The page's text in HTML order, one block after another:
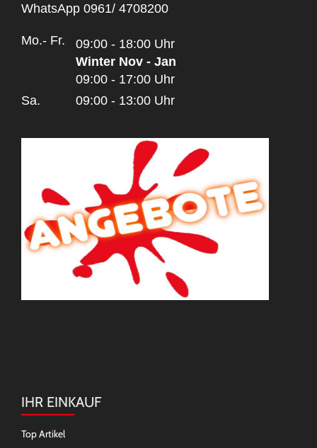
WhatsApp 0961/ 4708200
Mo.- Fr. 09:00 - 18:00 Uhr
Winter Nov - Jan
09:00 - 17:00 Uhr
Sa.
09:00 - 13:00 Uhr
IHR EINKAUF
Top Artikel